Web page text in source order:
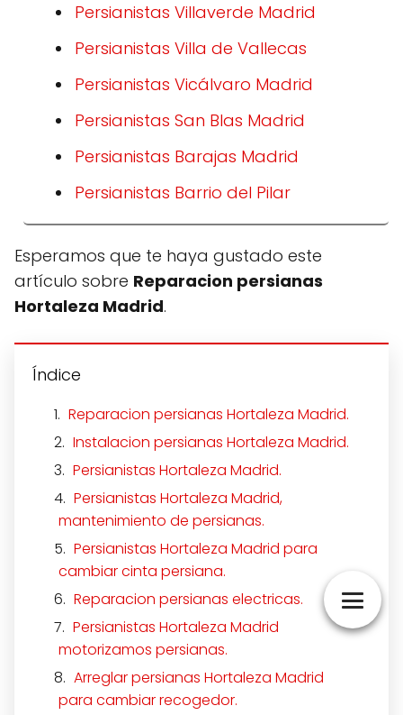
Persianistas Villaverde Madrid
Persianistas Villa de Vallecas
Persianistas Vicálvaro Madrid
Persianistas San Blas Madrid
Persianistas Barajas Madrid
Persianistas Barrio del Pilar
Esperamos que te haya gustado este
artículo sobre Reparacion persianas
Hortaleza Madrid.
Índice
Reparacion persianas Hortaleza Madrid.
Instalacion persianas Hortaleza Madrid.
Persianistas Hortaleza Madrid.
Persianistas Hortaleza Madrid,
mantenimiento de persianas.
Persianistas Hortaleza Madrid para
cambiar cinta persiana.
Reparacion persianas electricas.
Persianistas Hortaleza Madrid
motorizamos persianas.
Arreglar persianas Hortaleza Madrid
para cambiar recogedor.